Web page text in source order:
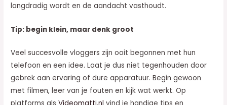
langdradig wordt en de aandacht vasthoudt.
Tip: begin klein, maar denk groot
Veel succesvolle vloggers zijn ooit begonnen met hun
telefoon en een idee. Laat je dus niet tegenhouden door
gebrek aan ervaring of dure apparatuur. Begin gewoon
met filmen, leer van je fouten en kijk wat werkt. Op